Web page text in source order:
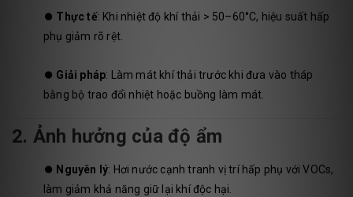
⏺️ Thực tế: Khi nhiệt độ khí thải > 50–60°C, hiệu suất hấp
phụ giảm rõ rệt.
⏺️ Giải pháp: Làm mát khí thải trước khi đưa vào tháp
bằng bộ trao đổi nhiệt hoặc buồng làm mát.
2. Ảnh hưởng của độ ẩm
⏺️ Nguyên lý: Hơi nước cạnh tranh vị trí hấp phụ với VOCs,
làm giảm khả năng giữ lại khí độc hại.